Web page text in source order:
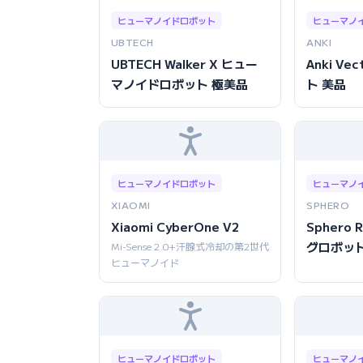
ヒューマノイドロボット
UBTECH
UBTECH Walker X ヒュー
マノイドロボット 極美品
ヒューマノ
ANKI
Anki
ト 美品
ヒューマノイドロボット
XIAOMI
Xiaomi CyberOne V2
Mi-Sense 2.0+汗腺式冷却の第2世代
ヒューマノイド
ヒューマノ
SPHERO
Sphero
グロボッ
ヒューマノイドロボット ヒューマノ